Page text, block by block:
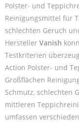
Polster- und
Reinigungsmittel für
schlechten Geruch
Hersteller Vanish
Testkriterien
Action Polster- und
Großflächen
Schmutz, schlechten
mittleren
umfassen